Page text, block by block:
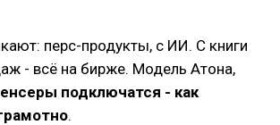
перс-продукты, с ИИ. С книги
- всё на бирже. Модель Атона,
подключатся - как
.